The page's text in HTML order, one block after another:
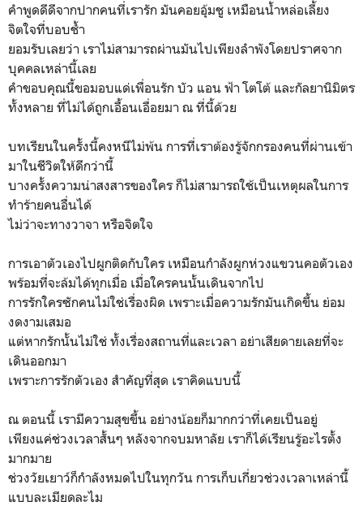
คำพูดดีดีจากปากคนที่เรารัก มันคอยอุ้มชู เหมือนน้ำหล่อเลี้ยง
จิตใจที่บอบช้ำ
ยอมรับเลยว่า เราไม่สามารถผ่านมันไปเพียงลำพังโดยปราศจาก
บุคคลเหล่านี้เลย
คำขอบคุณนี้ขอมอบแด่เพื่อนรัก บัว แอน ฟ้า โตโต้ และกัลยานิมิตร
ทั้งหลาย ที่ไม่ได้ถูกเอื้อนเอื่อยมา ณ ที่นี้ด้วย
บทเรียนในครั้งนี้คงหนีไม่พ้น การที่เราต้องรู้จักกรองคนที่ผ่านเข้า
มาในชีวิตให้ดีกว่านี้
บางครั้งความน่าสงสารของใคร ก็ไม่สามารถใช้เป็นเหตุผลในการ
ทำร้ายคนอื่นได้
ไม่ว่าจะทางวาจา หรือจิตใจ
การเอาตัวเองไปผูกติดกับใคร เหมือนกำลังผูกห่วงแขวนคอตัวเอง
พร้อมที่จะล้มได้ทุกเมื่อ เมื่อใครคนนั้นเดินจากไป
การรักใครซักคนไม่ใช่เรื่องผิด เพราะเมื่อความรักมันเกิดขึ้น ย่อม
งดงามเสมอ
แต่หากรักนั้นไม่ใช่ ทั้งเรื่องสถานที่และเวลา อย่าเสียดายเลยที่จะ
เดินออกมา
เพราะการรักตัวเอง สำคัญที่สุด เราคิดแบบนี้
ณ ตอนนี้ เรามีความสุขขึ้น อย่างน้อยก็มากกว่าที่เคยเป็นอยู่
เพียงแค่ช่วงเวลาสั้นๆ หลังจากจบมหาลัย เราก็ได้เรียนรู้อะไรตั้ง
มากมาย
ช่วงวัยเยาว์ก็กำลังหมดไปในทุกวัน การเก็บเกี่ยวช่วงเวลาเหล่านี้
แบบละเมียดละไม